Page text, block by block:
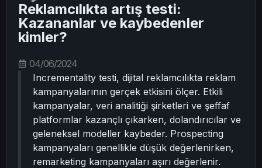
Reklamcılıkta artış testi:
Kazananlar ve kaybedenler
kimler?
04/06/2024
Incrementality testi, dijital reklamcılıkta reklam
kampanyalarının gerçek etkisini ölçer. Etkili
kampanyalar, veri analitiği şirketleri ve şeffaf
platformlar kazançlı çıkarken, dolandırıcılar ve
geleneksel modeller kaybeder. Prospecting
kampanyaları genellikle düşük değerlenirken,
remarketing kampanyaları aşırı değerlenir.